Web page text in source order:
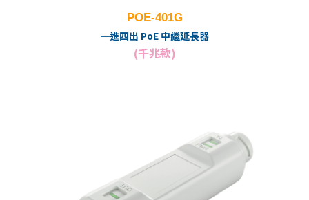
POE-401G
一進四出 PoE 中繼延長器
(千兆款)